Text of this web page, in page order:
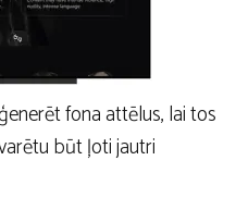
fona attēlus, lai tos
būt ļoti jautri